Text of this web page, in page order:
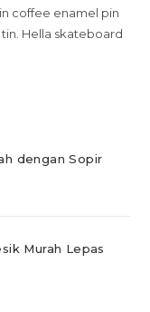
coffee enamel pin
Hella skateboard
dengan Sopir
Murah Lepas